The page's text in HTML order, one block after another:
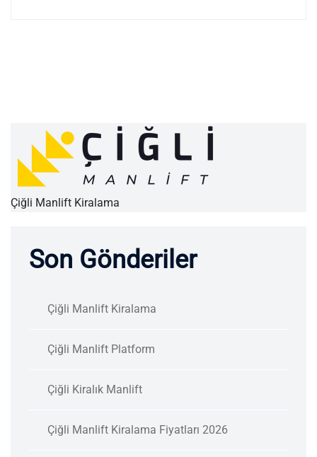
Çiğli Manlift Kiralama
Son Gönderiler
Çiğli Manlift Kiralama
Çiğli Manlift Platform
Çiğli Kiralık Manlift
Çiğli Manlift Kiralama Fiyatları 2026